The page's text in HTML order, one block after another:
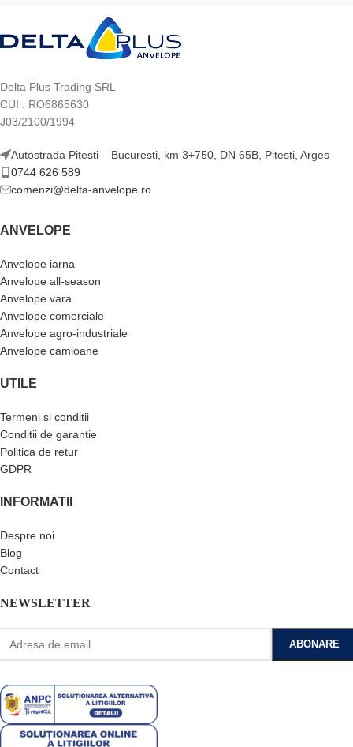
Delta Plus Trading SRL
CUI : RO6865630
J03/2100/1994
Autostrada Pitesti – Bucuresti, km 3+750, DN 65B, Pitesti, Arges
0744 626 589
comenzi@delta-anvelope.ro
ANVELOPE
Anvelope iarna
Anvelope all-season
Anvelope vara
Anvelope comerciale
Anvelope agro-industriale
Anvelope camioane
UTILE
Termeni si conditii
Conditii de garantie
Politica de retur
GDPR
INFORMATII
Despre noi
Blog
Contact
NEWSLETTER